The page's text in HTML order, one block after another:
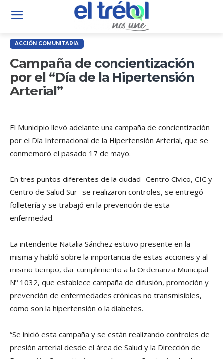
ACCIÓN COMUNITARIA
Campaña de concientización
por el “Día de la Hipertensión
Arterial”
El Municipio llevó adelante una campaña de concientización
por el Día Internacional de la Hipertensión Arterial, que se
conmemoró el pasado 17 de mayo.
En tres puntos diferentes de la ciudad -Centro Cívico, CIC y
Centro de Salud Sur- se realizaron controles, se entregó
folletería y se trabajó en la prevención de esta
enfermedad.
La intendente Natalia Sánchez estuvo presente en la
misma y habló sobre la importancia de estas acciones y al
mismo tiempo, dar cumplimiento a la Ordenanza Municipal
Nº 1032, que establece campaña de difusión, promoción y
prevención de enfermedades crónicas no transmisibles,
como son la hipertensión o la diabetes.
“Se inició esta campaña y se están realizando controles de
presión arterial desde el área de Salud y la Dirección de